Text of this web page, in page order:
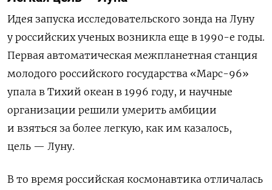
Идея запуска исследовательского зонда на Луну
у российских ученых возникла еще в 1990-е годы.
Первая автоматическая межпланетная станция
молодого российского государства «Марс-96»
упала в Тихий океан в 1996 году, и научные
организации решили умерить амбиции
и взяться за более легкую, как им казалось,
цель — Луну.
В то время российская космонавтика отличалась